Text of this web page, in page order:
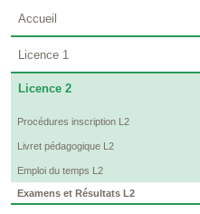
Accueil
Licence 1
Licence 2
Procédures inscription L2
Livret pédagogique L2
Emploi du temps L2
Examens et Résultats L2